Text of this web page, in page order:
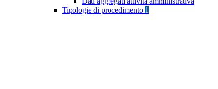
Tipologie di procedimento 1